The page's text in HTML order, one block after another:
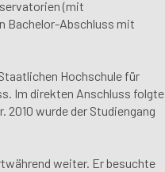
(mit
Bachelor-Abschluss mit
Hochschule für
Im direkten Anschluss folgte
2010 wurde der Studiengang
weiter. Er besuchte